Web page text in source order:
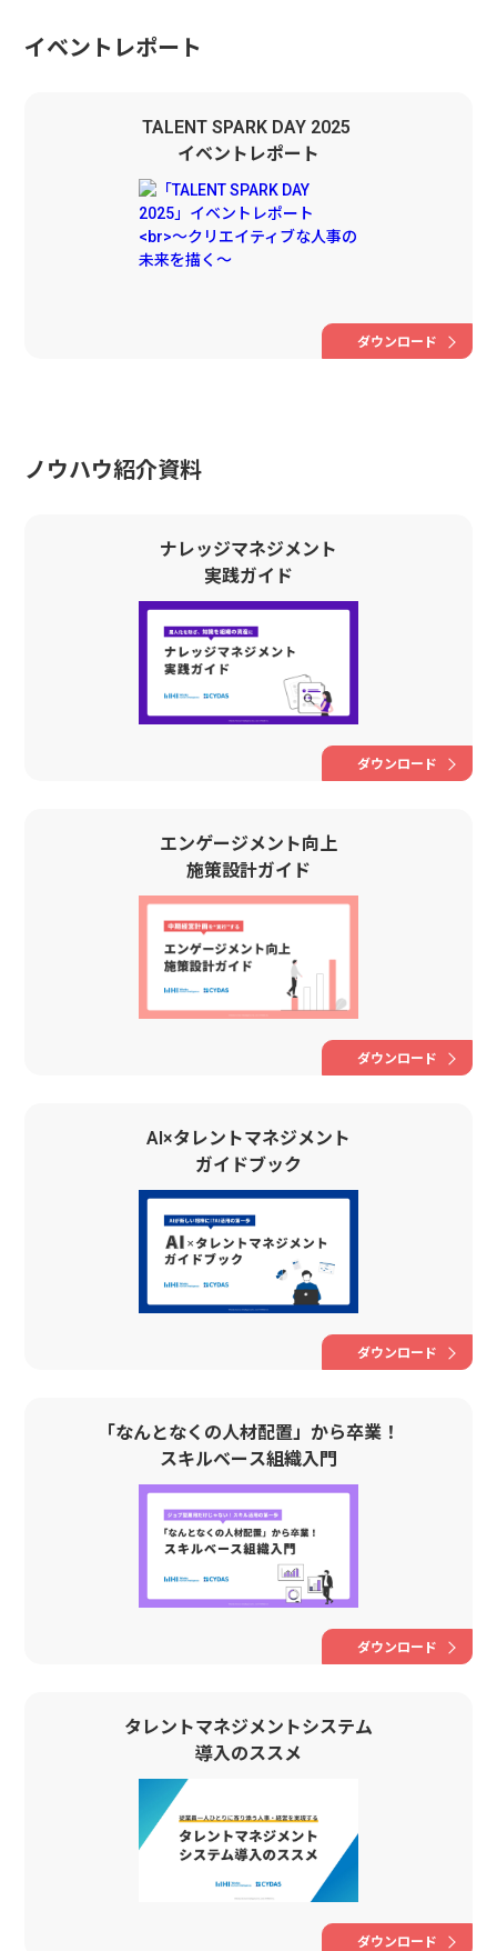
イベントレポート
TALENT SPARK DAY 2025
イベントレポート
ダウンロード
ノウハウ紹介資料
ナレッジマネジメント
実践ガイド
ダウンロード
エンゲージメント向上
施策設計ガイド
ダウンロード
AI×タレントマネジメント
ガイドブック
ダウンロード
「なんとなくの人材配置」から卒業！
スキルベース組織入門
ダウンロード
タレントマネジメントシステム
導入のススメ
ダウンロード